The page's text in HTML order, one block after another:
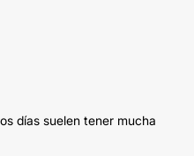
días suelen tener mucha